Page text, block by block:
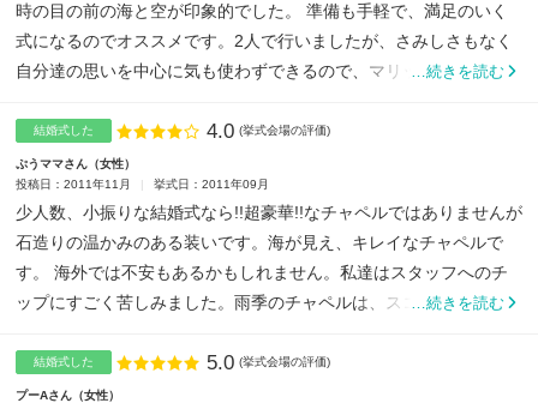
時の目の前の海と空が印象的でした。 準備も手軽で、満足のいく
式になるのでオススメです。2人で行いましたが、さみしさもなく
自分達の思いを中心に気も使わずできるので、マリッジブルーに...
…続きを読む
結婚式した 点数
4.0 (挙式会場の評価)
ぷうママさん
女性
投稿日：2011年11月
挙式日：2011年09月
少人数、小振りな結婚式なら!!超豪華!!なチャペルではありませんが
石造りの温かみのある装いです。海が見え、キレイなチャペルで
す。 海外では不安もあるかもしれません。私達はスタッフへのチ
ップにすごく苦しみました。雨季のチャペルは、スコールが...
…続きを読む
結婚式した 点数
5.0 (挙式会場の評価)
プーAさん
女性